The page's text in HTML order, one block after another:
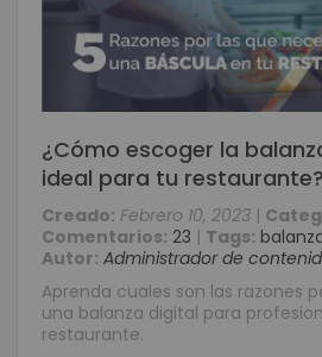
¿Cómo escoger la
ideal para tu restaurante?
Creado: Febrero 10, 2023 |
Comentarios: 23 | Tags:
Autor: Administrador de
Aprenda cuales son las razones
una balanza digital para
restaurante.